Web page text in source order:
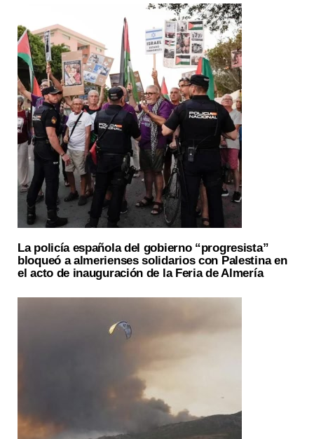
La policía española del gobierno “progresista”
bloqueó a almerienses solidarios con Palestina en
el acto de inauguración de la Feria de Almería